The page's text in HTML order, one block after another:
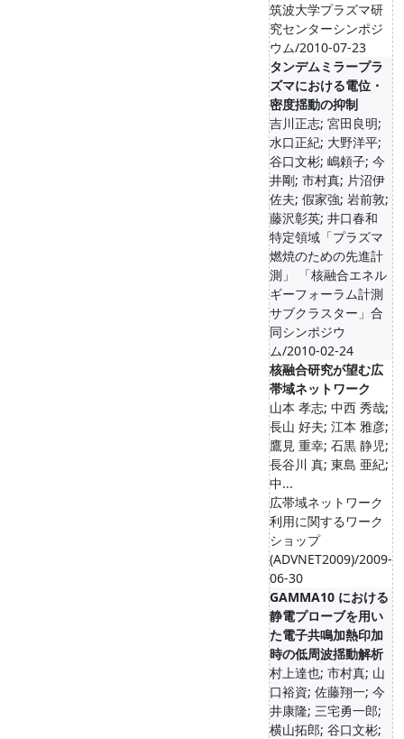
筑波大学プラズマ研
究センターシンポジ
ウム/2010-07-23
タンデムミラープラ
ズマにおける電位・
密度揺動の抑制
吉川正志; 宮田良明;
水口正紀; 大野洋平;
谷口文彬; 嶋頼子; 今
井剛; 市村真; 片沼伊
佐夫; 假家強; 岩前敦;
藤沢彰英; 井口春和
特定領域「プラズマ
燃焼のための先進計
測」 「核融合エネル
ギーフォーラム計測
サブクラスター」合
同シンポジウ
ム/2010-02-24
核融合研究が望む広
帯域ネットワーク
山本 孝志; 中西 秀哉;
長山 好夫; 江本 雅彦;
鷹見 重幸; 石黒 静児;
長谷川 真; 東島 亜紀;
中...
広帯域ネットワーク
利用に関するワーク
ショップ
(ADVNET2009)/2009-
06-30
GAMMA10 における
静電プローブを用い
た電子共鳴加熱印加
時の低周波揺動解析
村上達也; 市村真; 山
口裕資; 佐藤翔一; 今
井康隆; 三宅勇一郎;
横山拓郎; 谷口文彬;